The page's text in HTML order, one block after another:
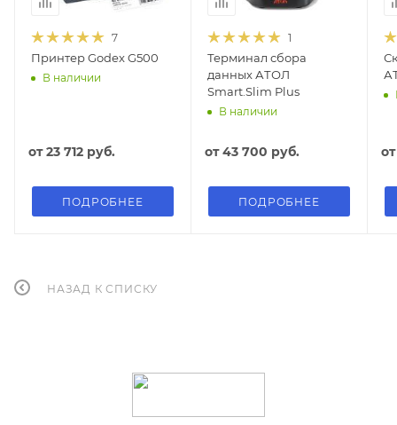
7
Принтер Godex G500
В наличии
от23 712 руб.
ПОДРОБНЕЕ
1
Терминал сбора
данных АТОЛ
Smart.Slim Plus
В наличии
от43 700 руб.
ПОДРОБНЕЕ
НАЗАД К СПИСКУ